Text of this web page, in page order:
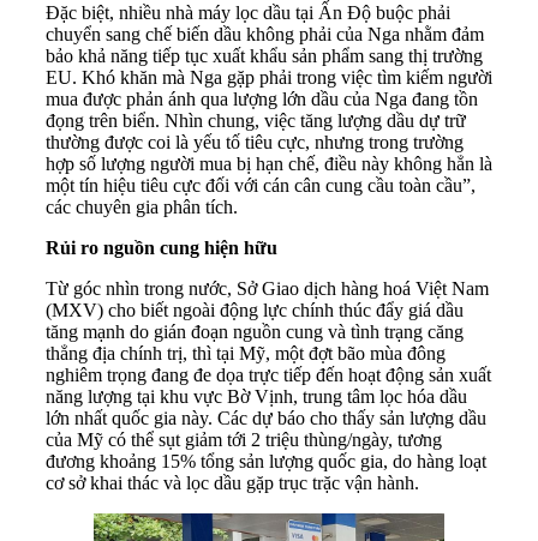
Đặc biệt, nhiều nhà máy lọc dầu tại Ấn Độ buộc phải
chuyển sang chế biến dầu không phải của Nga nhằm đảm
bảo khả năng tiếp tục xuất khẩu sản phẩm sang thị trường
EU. Khó khăn mà Nga gặp phải trong việc tìm kiếm người
mua được phản ánh qua lượng lớn dầu của Nga đang tồn
đọng trên biển. Nhìn chung, việc tăng lượng dầu dự trữ
thường được coi là yếu tố tiêu cực, nhưng trong trường
hợp số lượng người mua bị hạn chế, điều này không hẳn là
một tín hiệu tiêu cực đối với cán cân cung cầu toàn cầu”,
các chuyên gia phân tích.
Rủi ro nguồn cung hiện hữu
Từ góc nhìn trong nước, Sở Giao dịch hàng hoá Việt Nam
(MXV) cho biết ngoài động lực chính thúc đẩy giá dầu
tăng mạnh do gián đoạn nguồn cung và tình trạng căng
thẳng địa chính trị, thì tại Mỹ, một đợt bão mùa đông
nghiêm trọng đang đe dọa trực tiếp đến hoạt động sản xuất
năng lượng tại khu vực Bờ Vịnh, trung tâm lọc hóa dầu
lớn nhất quốc gia này. Các dự báo cho thấy sản lượng dầu
của Mỹ có thể sụt giảm tới 2 triệu thùng/ngày, tương
đương khoảng 15% tổng sản lượng quốc gia, do hàng loạt
cơ sở khai thác và lọc dầu gặp trục trặc vận hành.